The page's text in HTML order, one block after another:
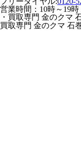
営業時間：10時～19
・買取専門 金のクマ
買取専門 金のクマ 石